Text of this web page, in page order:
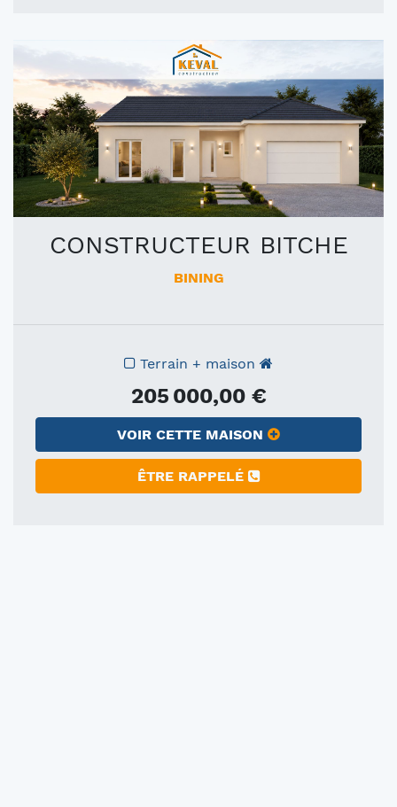
CONSTRUCTEUR BITCHE
BINING
Terrain + maison
205 000,00 €
VOIR CETTE MAISON
ÊTRE RAPPELÉ